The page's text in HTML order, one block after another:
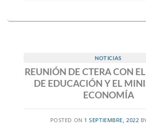
NOTICIAS
REUNIÓN DE CTERA CON
DE EDUCACIÓN Y EL
ECONOMÍA
POSTED ON 1 SEPTIEMBRE, 2022